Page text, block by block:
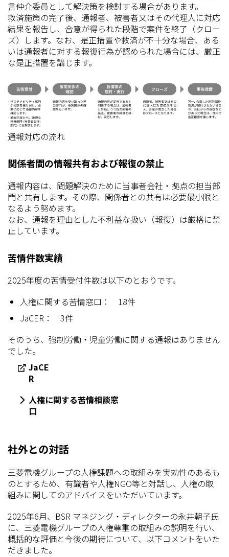
言仲介委員として解決策を検討する場合があります。
救済施策の完了後、通報者、被害者又はその代理人に対応
結果を報告し、合意が得られた段階で案件を終了（クロー
ズ）します。なお、是正措置や救済が不十分な場合、ある
いは通報者に対する報復行為が認められた場合には、厳正
な是正措置を講じます。
通報対応の流れ
関係者間の情報共有および報復の禁止
通報内容は、問題解決のために当事者会社・拠点の担当部
門と共有します。その際、関係者との共有は必要最小限と
なるよう努めます。
なお、通報を理由とした不利益な扱い（報復）は厳格に禁
止しています。
苦情件数実績
2025年度の苦情受付件数は以下のとおりです。
人権に関する苦情窓口： 18件
JaCER： 3件
そのうち、強制労働・児童労働に関する通報はありません
でした。
JaCE
R
人権に関する苦情相談窓
口
社外との対話
三菱電機グループの人権課題への取組みを実効性のあるも
のとするため、有識者や人権NGO等と対話し、人権の取
組みに関してのアドバイスをいただいています。
2025年6月、BSR マネジング・ディレクターの永井朝子氏
に、三菱電機グループの人権尊重の取組みの説明を行い、
概括的な評価と今後の期待について、以下コメントをいた
だきました。